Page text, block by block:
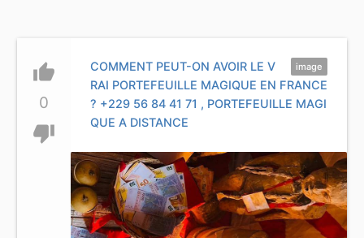
thumb_up
0
thumb_down
image
COMMENT PEUT-ON AVOIR LE V
RAI PORTEFEUILLE MAGIQUE EN FRANCE
? +229 56 84 41 71 , PORTEFEUILLE MAGI
QUE A DISTANCE